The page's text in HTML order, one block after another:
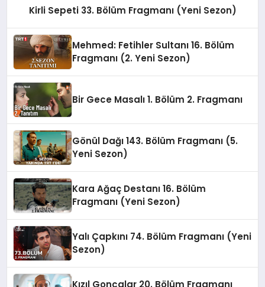
Kirli Sepeti 33. Bölüm Fragmanı (Yeni Sezon)
Mehmed: Fetihler Sultanı 16. Bölüm
Fragmanı (2. Yeni Sezon)
Bir Gece Masalı 1. Bölüm 2. Fragmanı
Gönül Dağı 143. Bölüm Fragmanı (5.
Yeni Sezon)
Kara Ağaç Destanı 16. Bölüm
Fragmanı (Yeni Sezon)
Yalı Çapkını 74. Bölüm Fragmanı (Yeni
Sezon)
Kızıl Goncalar 20. Bölüm Fragmanı